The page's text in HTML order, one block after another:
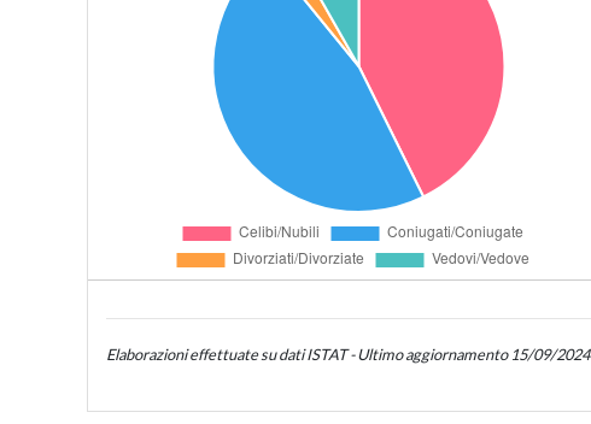
Elaborazioni effettuate su dati ISTAT - Ultimo aggiornamento 15/09/2024